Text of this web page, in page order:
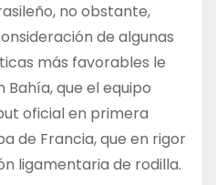
no obstante,
de algunas
más favorables le
que el equipo
oficial en primera
de Francia, que en rigor
ligamentaria de rodilla.